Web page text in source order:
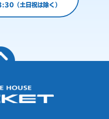
（土日祝は除く）